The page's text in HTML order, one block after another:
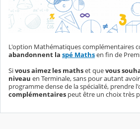
L'option Mathématiques complémentaires
abandonnent la spé Mathsen fin de
Sivous aimez les mathset quevous
niveau en Terminale, sans pour autant
programme dense de la spécialité, prendre
complémentaires peut être un choix très